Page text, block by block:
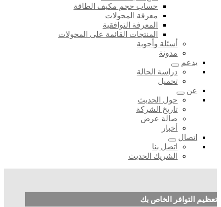
حساب حجم مكيف الطاقة
معرفة المحولات
المعرفة التوافقية
المنتجات القائمة على المحولات
أسئلة وأجوبة
مدونة
يدعم
دراسة الحالة
تحميل
عن
حول الحديث
تاريخ الشركة
صالة عرض
أخبار
اتصال
اتصل بنا
الشريك الحديث
تعظيم التوافر الخاص بك